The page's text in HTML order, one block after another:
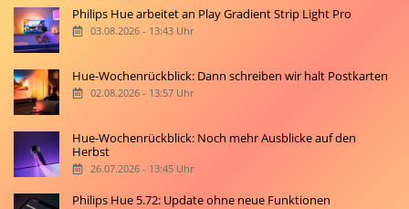
Philips Hue arbeitet an Play Gradient Strip Light Pro
03.08.2026 - 13:43 Uhr
Hue-Wochenrückblick: Dann schreiben wir halt Postkarten
02.08.2026 - 13:57 Uhr
Hue-Wochenrückblick: Noch mehr Ausblicke auf den
Herbst
26.07.2026 - 13:45 Uhr
Philips Hue 5.72: Update ohne neue Funktionen